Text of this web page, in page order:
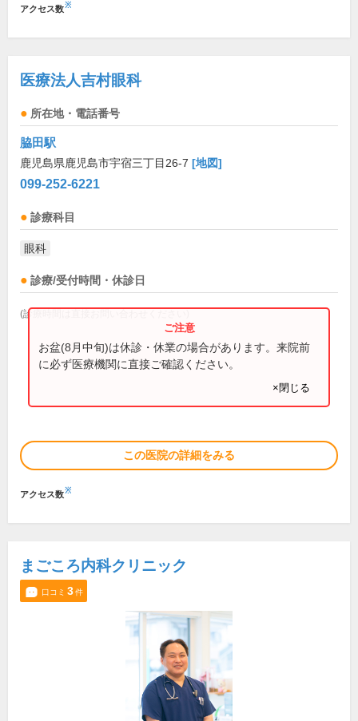
アクセス数※
医療法人吉村眼科
所在地・電話番号
脇田駅
鹿児島県鹿児島市宇宿三丁目26-7 [地図]
099-252-6221
診療科目
眼科
診療/受付時間・休診日
(診療時間は直接お問い合わせください)
お盆(8月中旬)は休診・休業の場合があります。来院前
に必ず医療機関に直接ご確認ください。
×閉じる
この医院の詳細をみる
アクセス数※
まごころ内科クリニック
口コミ 3件